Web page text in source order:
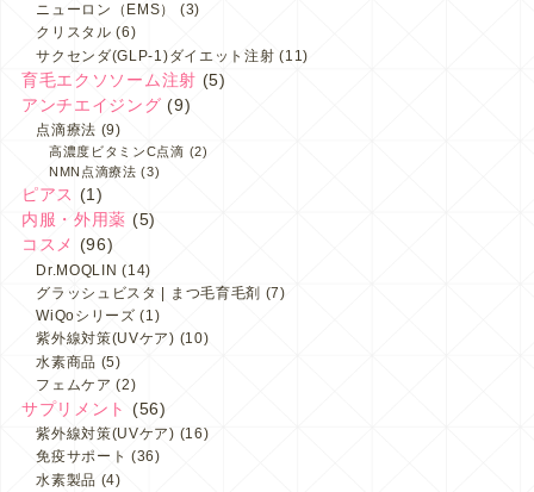
ニューロン（EMS）
(3)
クリスタル (6)
サクセンダ(GLP-1)ダイエット注射 (11)
育毛エクソソーム注射 (5)
アンチエイジング (9)
点滴療法 (9)
高濃度ビタミンC点滴 (2)
NMN点滴療法 (3)
ピアス (1)
内服・外用薬 (5)
コスメ
(96)
Dr.MOQLIN (14)
グラッシュビスタ | まつ毛育毛剤 (7)
WiQoシリーズ (1)
紫外線対策(UVケア) (10)
水素商品 (5)
フェムケア (2)
サプリメント (56)
紫外線対策(UVケア) (16)
免疫サポート (36)
水素製品 (4)